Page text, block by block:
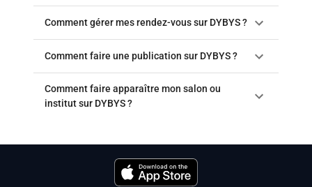
Comment gérer mes rendez-vous sur DYBYS ?
Comment faire une publication sur DYBYS ?
Comment faire apparaître mon salon ou
institut sur DYBYS ?